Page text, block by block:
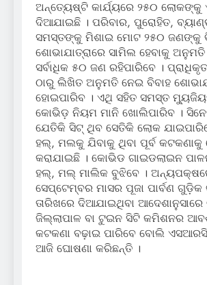
ଅନ୍ତ୍ୟେଷ୍ଟି କାର୍ଯ୍ୟରେ ୨୫୦ ଲୋକଙ୍କୁ
ଦିଆଯାଇଛି । ପରିବାର, ପୁରୋହିତ,
ସମସ୍ତଙ୍କୁ ମିଶାଇ ମୋଟ ୨୫୦ ଜଣଙ୍କୁ
ଶୋଭାଯାତ୍ରାରେ ସାମିଲ ହେବାକୁ
ସର୍ବାଧିକ ୫୦ ଜଣ ରହିପାରିବେ ।
ଠାରୁ ଲିଖିତ ଅନୁମତି ନେଇ ବିବାହ
ହୋଇପାରିବ । ଏଥି ସହିତ ସମସ୍ତ
କୋଭିଡ଼ ନିୟମ ମାନି ଖୋଲିପାରିବ ।
ଯେତିକି ସିଟ୍ ଥିବ ସେତିକି ଲୋକ
ହଲ୍‌, ମଲକୁ ଯିବାକୁ ଥିବା ପୂର୍ବ
କରାଯାଇଛି । କୋଭିଡ ଗାଇଡଲାଇନ
ହଲ୍‌, ମଲ୍ ମାଲିକ ବୁଝିବେ ।
ସେପ୍ଟେମ୍ବର ମାସର ପୂଜା ପାର୍ବଣ
ତାରିଖରେ ଦିଆଯାଇଥିବା ଆଦେଶାନୁସାରେ
ଜିଲ୍ଲାପାଳ ବା ଟୁଇନ ସିଟି କମିଶନର
କଟକଣା ବଢ଼ାଇ ପାରିବେ ବୋଲି ଏସଆରସି
ଆଜି ଘୋଷଣା କରିଛନ୍ତି ।